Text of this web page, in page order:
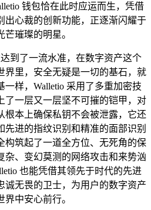
钱包恰在此时应运而生，凭借
出心裁的创新功能，正逐渐闪耀于
璀璨的明星。
到了一流水准，在数字资产这个
界里，安全无疑是一切的基石，就
样，Walletio 采用了多重加密技
了一层又一层坚不可摧的铠甲，对
根本上确保私钥不会被泄露，它还
先进的指纹识别和精准的面部识别
构筑起了一道全方位、无死角的保
杂、变幻莫测的网络攻击和来势汹
也能凭借其领先于时代的先进
诚无畏的卫士，为用户的数字资产
中安心前行。